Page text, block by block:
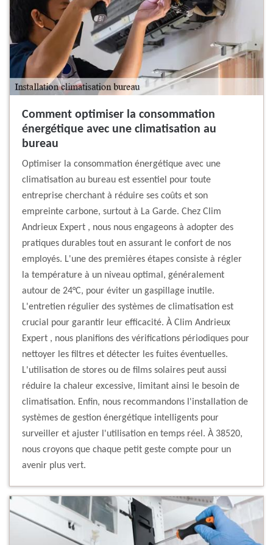
Comment optimiser la consommation
énergétique avec une climatisation au
bureau
Optimiser la consommation énergétique avec une
climatisation au bureau est essentiel pour toute
entreprise cherchant à réduire ses coûts et son
empreinte carbone, surtout à La Garde. Chez Clim
Andrieux Expert , nous nous engageons à adopter des
pratiques durables tout en assurant le confort de nos
employés. L'une des premières étapes consiste à régler
la température à un niveau optimal, généralement
autour de 24°C, pour éviter un gaspillage inutile.
L'entretien régulier des systèmes de climatisation est
crucial pour garantir leur efficacité. À Clim Andrieux
Expert , nous planifions des vérifications périodiques pour
nettoyer les filtres et détecter les fuites éventuelles.
L'utilisation de stores ou de films solaires peut aussi
réduire la chaleur excessive, limitant ainsi le besoin de
climatisation. Enfin, nous recommandons l'installation de
systèmes de gestion énergétique intelligents pour
surveiller et ajuster l'utilisation en temps réel. À 38520,
nous croyons que chaque petit geste compte pour un
avenir plus vert.